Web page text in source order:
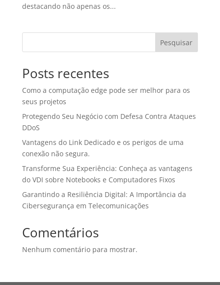
destacando não apenas os...
Pesquisar
Posts recentes
Como a computação edge pode ser melhor para os
seus projetos
Protegendo Seu Negócio com Defesa Contra Ataques
DDoS
Vantagens do Link Dedicado e os perigos de uma
conexão não segura.
Transforme Sua Experiência: Conheça as vantagens
do VDI sobre Notebooks e Computadores Fixos
Garantindo a Resiliência Digital: A Importância da
Cibersegurança em Telecomunicações
Comentários
Nenhum comentário para mostrar.